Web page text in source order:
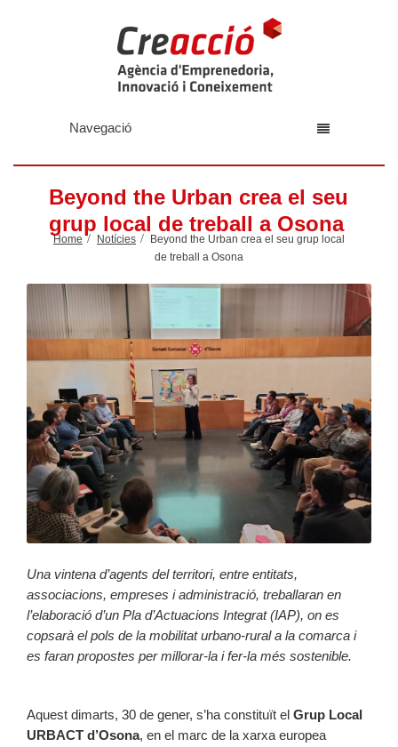
Navegació
Beyond the Urban crea el seu
grup local de treball a Osona
Home Notícies
Beyond the Urban crea el seu grup local
de treball a Osona
Una vintena d’agents del territori, entre entitats,
associacions, empreses i administració, treballaran en
l’elaboració d’un Pla d’Actuacions Integrat (IAP), on es
copsarà el pols de la mobilitat urbano-rural a la comarca i
es faran propostes per millorar-la i fer-la més sostenible.
Aquest dimarts, 30 de gener, s’ha constituït el Grup Local
URBACT d’Osona, en el marc de la xarxa europea